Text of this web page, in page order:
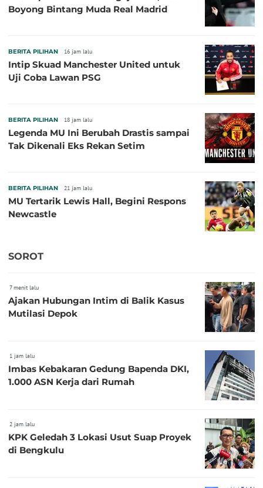
Boyong Bintang Muda Real Madrid
BERITA PILIHAN 16 jam lalu
Intip Skuad Manchester United untuk
Uji Coba Lawan PSG
BERITA PILIHAN 18 jam lalu
Legenda MU Ini Berubah Drastis sampai
Tak Dikenali Eks Rekan Setim
BERITA PILIHAN 21 jam lalu
MU Tertarik Lewis Hall, Begini Respons
Newcastle
SOROT
7 menit lalu
Ajakan Hubungan Intim di Balik Kasus
Mutilasi Depok
1 jam lalu
Imbas Kebakaran Gedung Bapenda DKI,
1.000 ASN Kerja dari Rumah
2 jam lalu
KPK Geledah 3 Lokasi Usut Suap Proyek
di Bengkulu